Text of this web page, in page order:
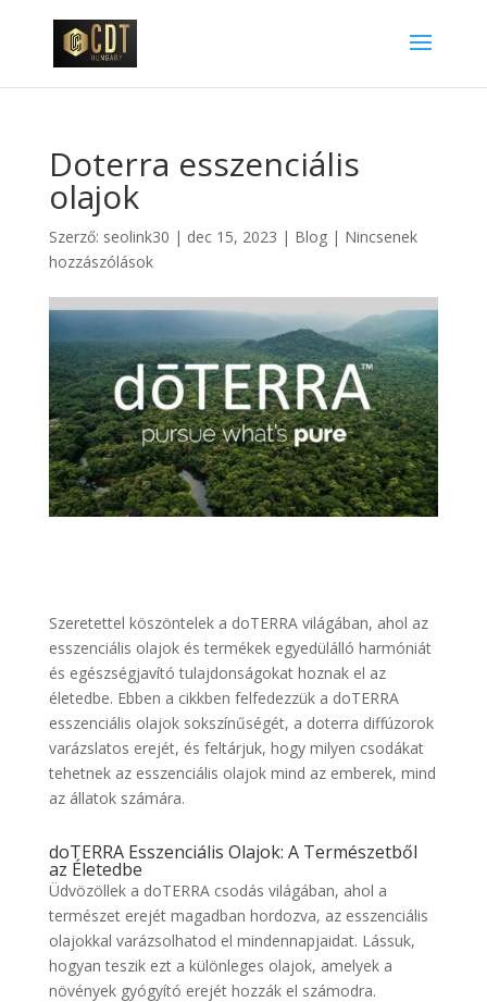
Doterra esszenciális
olajok
Szerző: seolink30 | dec 15, 2023 | Blog| Nincsenek
hozzászólások
Szeretettel köszöntelek a doTERRA világában, ahol az
esszenciális olajok és termékek egyedülálló harmóniát
és egészségjavító tulajdonságokat hoznak el az
életedbe. Ebben a cikkben felfedezzük a doTERRA
esszenciális olajok sokszínűségét, a doterra diffúzorok
varázslatos erejét, és feltárjuk, hogy milyen csodákat
tehetnek az esszenciális olajok mind az emberek, mind
az állatok számára.
doTERRA Esszenciális Olajok: A Természetből
az Életedbe
Üdvözöllek a doTERRA csodás világában, ahol a
természet erejét magadban hordozva, az esszenciális
olajokkal varázsolhatod el mindennapjaidat. Lássuk,
hogyan teszik ezt a különleges olajok, amelyek a
növények gyógyító erejét hozzák el számodra.